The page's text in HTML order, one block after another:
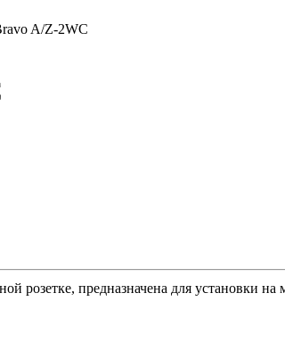
A/Z-2WC
розетке, предназначена для установки